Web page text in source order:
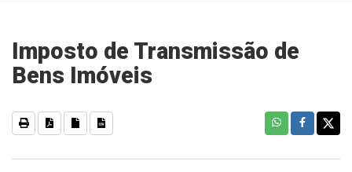
Imposto de Transmissão de
Bens Imóveis